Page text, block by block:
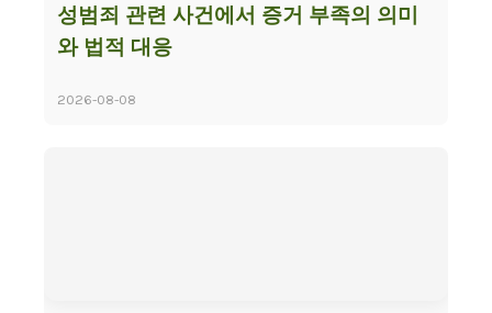
성범죄 관련 사건에서 증거 부족의 의미
와 법적 대응
2026-08-08